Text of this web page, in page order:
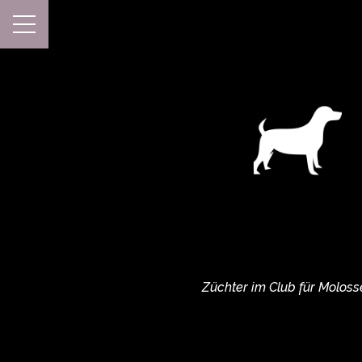
Züchter im Club für